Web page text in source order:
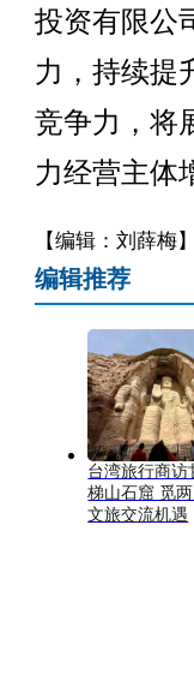
投资有限公
力，持续提
竞争力，将
力经营主体
【编辑：刘薛梅】
编辑推荐
台湾旅行商访
梯山石窟 觅
文旅交流机遇